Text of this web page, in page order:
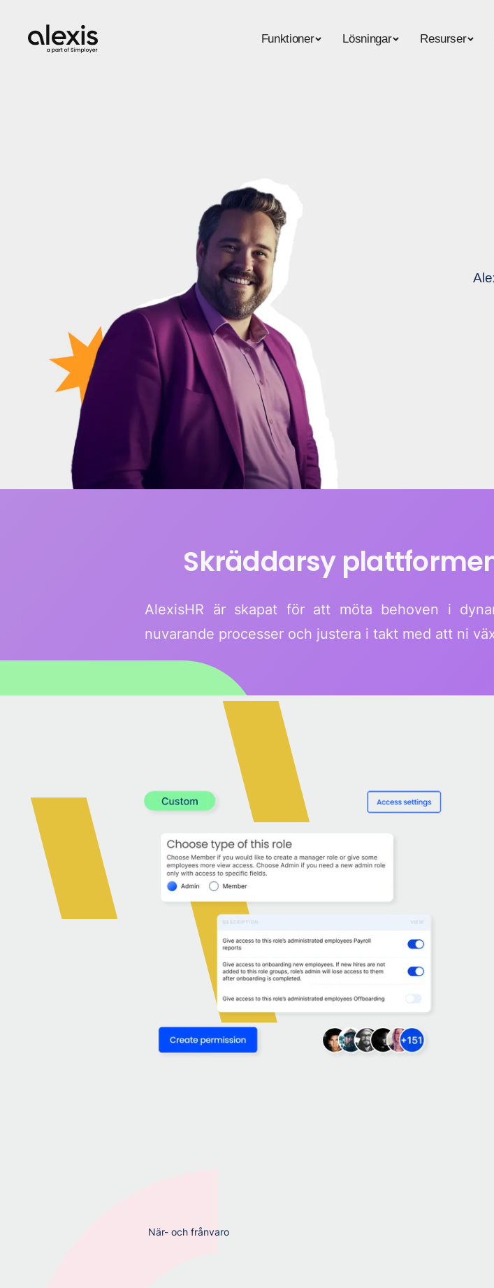
Funktioner Lösningar Resurser
Skräddarsy
AlexisHR är skapat för att möta behoven i
nuvarande processer och justera i takt med att ni
När- och frånvaro